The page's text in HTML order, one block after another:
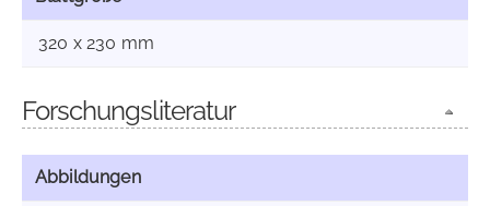
320 x 230 mm
Forschungsliteratur
Abbildungen